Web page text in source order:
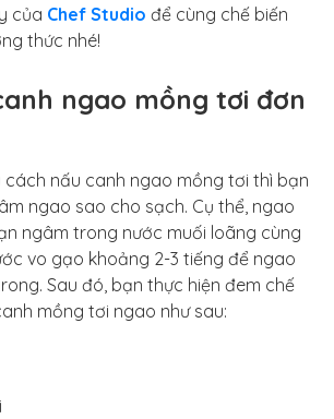
của Chef Studio để cùng chế biến
thức nhé!
ngao mồng tơi đơn
cách nấu canh ngao mồng tơi thì bạn
ngao sao cho sạch. Cụ thể, ngao
ngâm trong nước muối loãng cùng
vo gạo khoảng 2-3 tiếng để ngao
Sau đó, bạn thực hiện đem chế
mồng tơi ngao như sau: